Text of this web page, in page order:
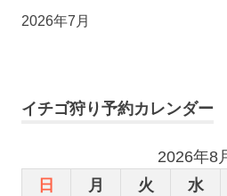
2026年7月
イチゴ狩り予約カレンダー
2026年8
日
月 火 水